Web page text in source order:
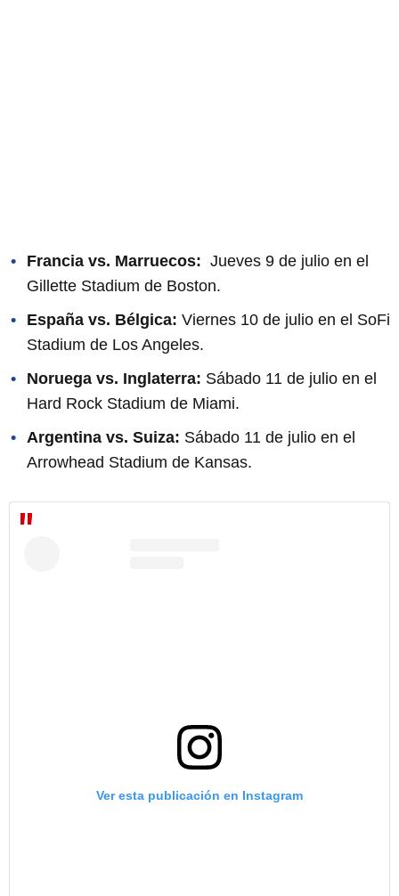
Francia vs. Marruecos: Jueves 9 de julio en el
Gillette Stadium de Boston.
España vs. Bélgica: Viernes 10 de julio en el SoFi
Stadium de Los Angeles.
Noruega vs. Inglaterra: Sábado 11 de julio en el
Hard Rock Stadium de Miami.
Argentina vs. Suiza: Sábado 11 de julio en el
Arrowhead Stadium de Kansas.
Ver esta publicación en Instagram